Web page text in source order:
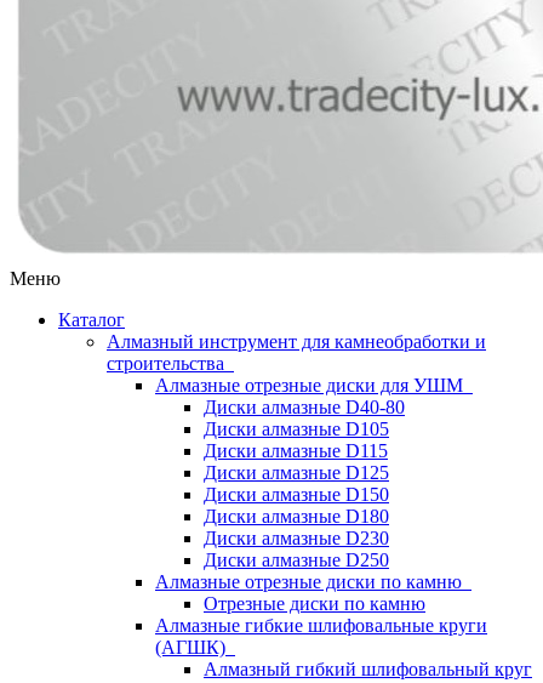
Меню
Каталог
Алмазный инструмент для камнеобработки и
строительства
Алмазные отрезные диски для УШМ
Диски алмазные D40-80
Диски алмазные D105
Диски алмазные D115
Диски алмазные D125
Диски алмазные D150
Диски алмазные D180
Диски алмазные D230
Диски алмазные D250
Алмазные отрезные диски по камню
Отрезные диски по камню
Алмазные гибкие шлифовальные круги
(АГШК)
Алмазный гибкий шлифовальный круг